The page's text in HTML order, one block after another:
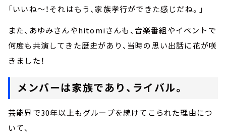
「いいね～！それはもう、家族孝行ができた感じだね。」
また、あゆみさんやhitomiさんも、音楽番組やイベントで
何度も共演してきた歴史があり、当時の思い出話に花が咲
きました！
メンバーは家族であり、ライバル。
芸能界で30年以上もグループを続けてこられた理由につ
いて、